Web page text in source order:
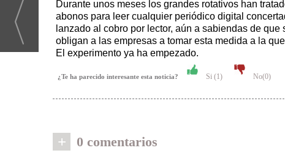
Durante unos meses los grandes rotativos han
abonos para leer cualquier periódico digital
lanzado al cobro por lector, aún a sabiendas de
obligan a las empresas a tomar esta medida a la
El experimento ya ha empezado.
¿Te ha parecido interesante esta noticia? Si (1) No(0)
+ 0 comentarios